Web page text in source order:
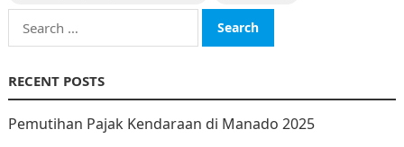
Search
for:
RECENT POSTS
Pemutihan Pajak Kendaraan di Manado 2025